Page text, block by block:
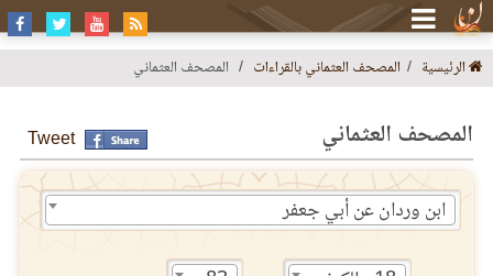
الرئيسية المصحف العثماني بالقراءات المصحف العثماني
المصحف العثماني Tweet
ابن وردان عن أبي جعفر